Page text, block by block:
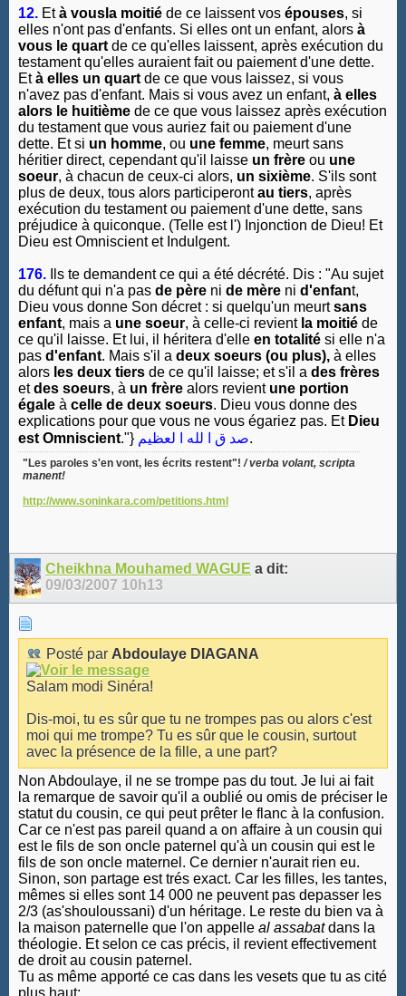
12. Età vousla moitié de ce laissent vos épouses, si
elles n'ont pas d'enfants. Si elles ont un enfant, alors à
vous le quart de ce qu'elles laissent, après exécution du
testament qu'elles auraient fait ou paiement d'une dette.
Età elles un quart de ce que vous laissez, si vous
n'avez pas d'enfant. Mais si vous avez un enfant, à elles
alors le huitième de ce que vous laissez après exécution
du testament que vous auriez fait ou paiement d'une
dette. Et si un homme, ou une femme, meurt sans
héritier direct, cependant qu'il laisse un frère ou une
soeur, à chacun de ceux-ci alors, un sixième. S'ils sont
plus de deux, tous alors participerontau tiers, après
exécution du testament ou paiement d'une dette, sans
préjudice à quiconque. (Telle est l') Injonction de Dieu! Et
Dieu est Omniscient et Indulgent.
176. Ils te demandent ce qui a été décrété. Dis : "Au sujet
du défunt qui n'a pas de père ni de mère ni d'enfant,
Dieu vous donne Son décret : si quelqu'un meurtsans
enfant, mais a une soeur, à celle-ci revient la moitié de
ce qu'il laisse. Et lui, il héritera d'elle en totalité si elle n'a
pas d'enfant. Mais s'il a deux soeurs (ou plus), à elles
alors les deux tiers de ce qu'il laisse; et s'il a des frères
etdes soeurs, à un frère alors revient une portion
égale à celle de deux soeurs. Dieu vous donne des
explications pour que vous ne vous égariez pas. Et Dieu
est Omniscient."} صد ق ا لله ا لعظيم.
"Les paroles s'en vont, les écrits restent"! / verba volant, scripta
manent!
http://www.soninkara.com/petitions.html
Cheikhna Mouhamed WAGUE a dit:
09/03/2007 10h13
Posté par Abdoulaye DIAGANA
Salam modi Sinéra!
Dis-moi, tu es sûr que tu ne trompes pas ou alors c'est
moi qui me trompe? Tu es sûr que le cousin, surtout
avec la présence de la fille, a une part?
Non Abdoulaye, il ne se trompe pas du tout. Je lui ai fait
la remarque de savoir qu'il a oublié ou omis de préciser le
statut du cousin, ce qui peut prêter le flanc à la confusion.
Car ce n'est pas pareil quand a on affaire à un cousin qui
est le fils de son oncle paternel qu'à un cousin qui est le
fils de son oncle maternel. Ce dernier n'aurait rien eu.
Sinon, son partage est trés exact. Car les filles, les tantes,
mêmes si elles sont 14 000 ne peuvent pas depasser les
2/3 (as'shouloussani) d'un héritage. Le reste du bien va à
la maison paternelle que l'on appelle al assabatdans la
théologie. Et selon ce cas précis, il revient effectivement
de droit au cousin paternel.
Tu as même apporté ce cas dans les vesets que tu as cité